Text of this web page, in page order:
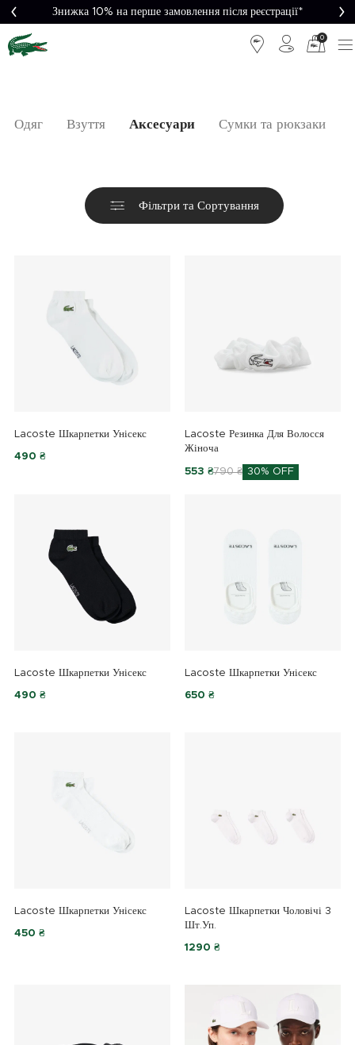
Знижка 10% на перше замовлення після реєстрації*
0
Одяг Взуття Аксесуари Сумки та рюкзаки
Фільтри та Сортування
Lacoste Шкарпетки Унісекс
490 ₴
Lacoste Резинка Для Волосся
Жіноча
553 ₴790 ₴ 30% OFF
Lacoste Шкарпетки Унісекс
490 ₴
Lacoste Шкарпетки Унісекс
650 ₴
Lacoste Шкарпетки Унісекс
450 ₴
Lacoste Шкарпетки Чоловічі 3
Шт.уп.
1290 ₴